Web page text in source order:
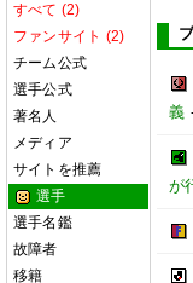
すべて (2)
ファンサイト (2)
チーム公式
選手公式
著名人
メディア
サイトを推薦
選手
選手名鑑
故障者
移籍
義
が